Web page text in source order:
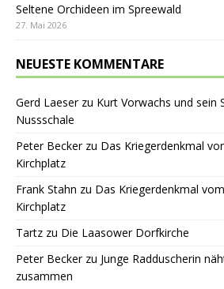
Seltene Orchideen im Spreewald
27. Mai 2026
NEUESTE KOMMENTARE
Gerd Laeserzu Kurt Vorwachs und sein
Nussschale
Peter Beckerzu Das Kriegerdenkmal
Kirchplatz
Frank Stahn zu Das Kriegerdenkmal
Kirchplatz
Tartz zu Die Laasower Dorfkirche
Peter Beckerzu Junge Radduscherin
zusammen